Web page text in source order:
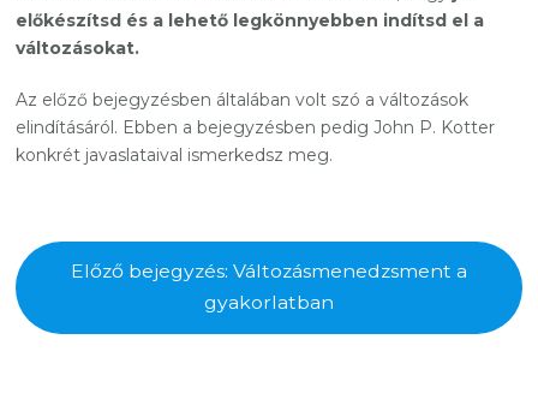
előkészítsd és a lehető legkönnyebben indítsd el a
változásokat.
Az előző bejegyzésben általában volt szó a változások
elindításáról. Ebben a bejegyzésben pedig John P. Kotter
konkrét javaslataival ismerkedsz meg.
Előző bejegyzés: Változásmenedzsment a
gyakorlatban